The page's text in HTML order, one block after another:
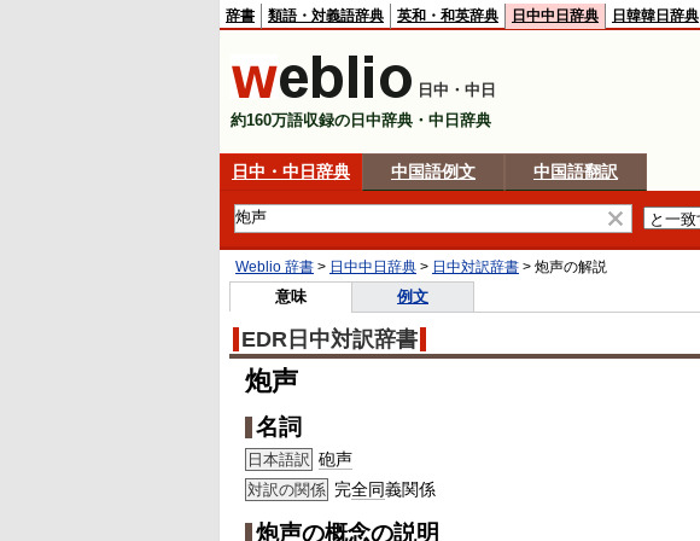
辞書 類語・対義語辞典 英和・和英辞典 日中中日辞典 日韓韓日辞典
日中・中日
約160万語収録の日中辞典・中日辞典
日中・中日辞典 中国語例文 中国語翻訳
Weblio 辞書 > 日中中日辞典 > 日中対訳辞書 > 炮声の解説
意味 例文
EDR日中対訳辞書
炮声
名詞
日本語訳 砲声
対訳の関係 完全同義関係
炮声の概念の説明